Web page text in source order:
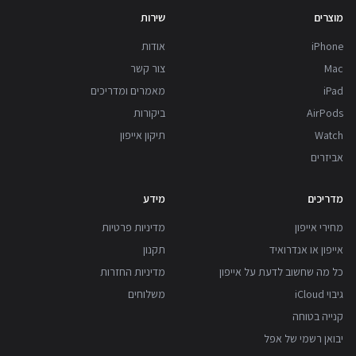
מוצרים
iPhone
Mac
iPad
AirPods
Watch
אביזרים
שירות
אודות
צור קשר
מאמרים ומדריכים
ביקורות
תיקון אייפון
מדריכים
מחירי אייפון
אייפון או אנדרואיד
כל מה שחשוב לדעת על אייפון
גיבוי iCloud
קנייה בטוחה
יבואן רשמי של אפל
מידע
מדיניות פרטיות
תקנון
מדיניות החזרות
משלוחים